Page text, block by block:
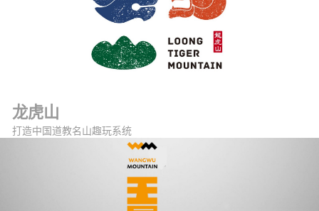
龙虎山
打造中国道教名山趣玩系统